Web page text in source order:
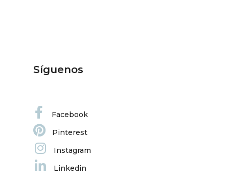
Síguenos
Facebook
Pinterest
Instagram
Linkedin